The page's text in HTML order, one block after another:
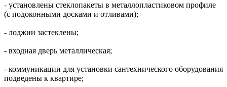
- установлены стеклопакеты в металлопластиковом профиле
(с подоконными досками и отливами);
- лоджии застеклены;
- входная дверь металлическая;
- коммуникации для установки сантехнического оборудования
подведены к квартире;